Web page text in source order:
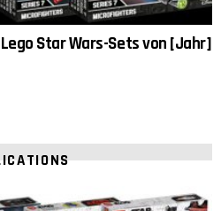
Star Wars-Sets von [Jahr]